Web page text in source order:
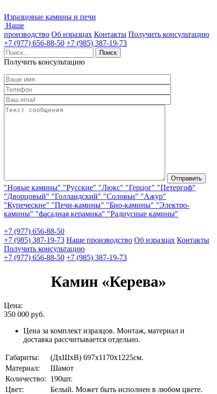
Изразцовые камины и печи
Наше
производство Об изразцах Контакты Получить консультацию
+7 (977) 656-88-50 +7 (985) 387-19-73
Найти:
Получить консультацию
"Новые камины" "Русские" "Люкс" "Герцог" "Петергоф"
"Дворцовый" "Голландский" "Соловьи" "Ажур"
"Купеческие" "Печи-камины" "Био-камины" "Электро-
камины" "фасадная керамика" "Радиусные камины"
+7 (977) 656-88-50
+7 (985) 387-19-73 Наше производство Об изразцах Контакты
Получить консультацию
+7 (977) 656-88-50 +7 (985) 387-19-73
Камин «Керева»
Цена:
350 000 руб.
Цена за комплект изразцов. Монтаж, материал и
доставка рассчитывается отдельно.
Габариты:
(ДхШхВ) 697х1170х1225см.
Материал:
Шамот
Количество:
190шт.
Цвет:
Белый. Может быть исполнен в любом цвете.